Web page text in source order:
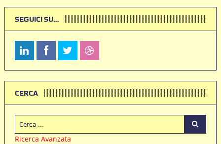
SEGUICI SU…
CERCA
Ricerca Avanzata